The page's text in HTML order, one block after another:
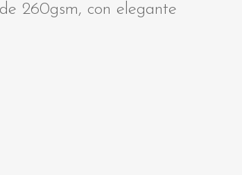
260gsm, con elegante